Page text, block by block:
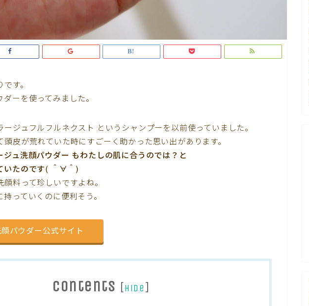
す。
ーを使ってみました。
ジュフルフルネクスト というシャンプーを以前使っていました。
頭皮が荒れていた時にすごーく助かった思い出があります。
ジュ洗顔パウダー もわたしの肌に合うのでは？と
いたのです( ＾∀＾)
料って珍しいですよね。
っていくのに便利そう。
パウダー公式サイト
Contents [hide ]